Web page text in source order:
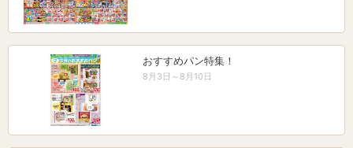
おすすめパン特集！
8月3日～8月10日